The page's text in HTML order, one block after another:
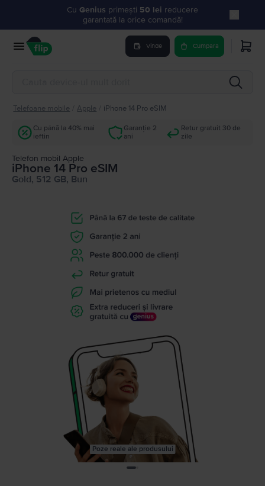
Cu Genius primești 50 lei reducere
garantată la orice comandă!
Vinde Cumpara
Telefoane mobile Apple iPhone 14 Pro eSIM
Cu până la 40% mai
ieftin
Garanție 2
ani
Retur gratuit 30 de
zile
Telefon mobil Apple
iPhone 14 Pro eSIM
Gold, 512 GB, Bun
Poze reale ale produsului